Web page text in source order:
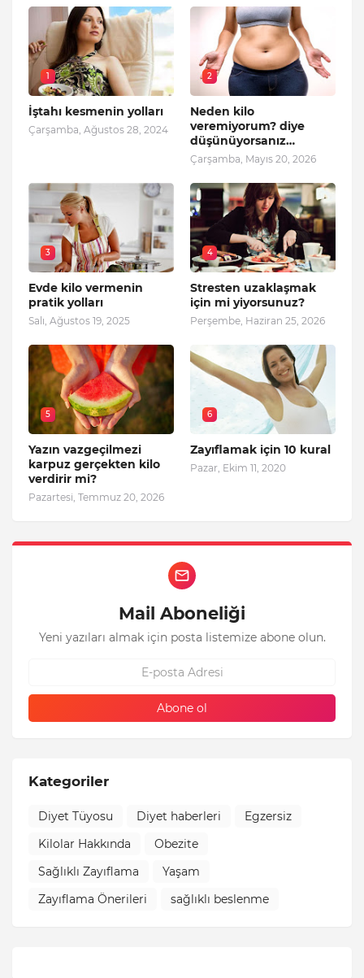
1
İştahı kesmenin yolları
Çarşamba, Ağustos 28, 2024
2
Neden kilo
veremiyorum? diye
düşünüyorsanız…
Çarşamba, Mayıs 20, 2026
3
Evde kilo vermenin
pratik yolları
Salı, Ağustos 19, 2025
4
Stresten uzaklaşmak
için mi yiyorsunuz?
Perşembe, Haziran 25, 2026
5
Yazın vazgeçilmezi
karpuz gerçekten kilo
verdirir mi?
Pazartesi, Temmuz 20, 2026
6
Zayıflamak için 10 kural
Pazar, Ekim 11, 2020
Mail Aboneliği
Yeni yazıları almak için posta listemize abone olun.
Kategoriler
Diyet Tüyosu Diyet haberleri
Egzersiz
Kilolar Hakkında
Obezite
Sağlıklı Zayıflama
Yaşam
Zayıflama Önerileri
sağlıklı beslenme